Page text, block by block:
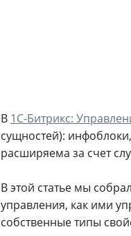
В 1С-Битрикс:
сущностей):
расширяема за счет
В этой статье мы
управления, как ими
собственные типы